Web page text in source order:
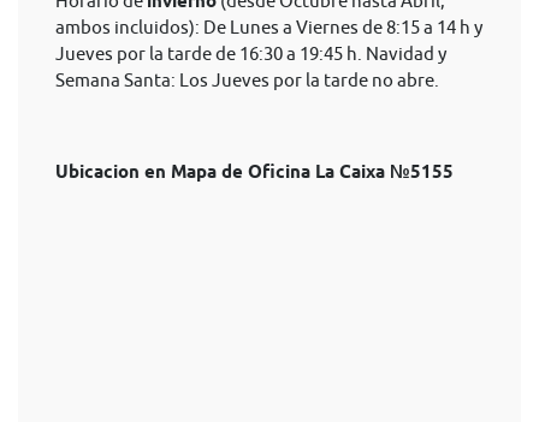
ambos incluidos): De Lunes a Viernes de 8:15 a 14 h y
Jueves por la tarde de 16:30 a 19:45 h. Navidad y
Semana Santa: Los Jueves por la tarde no abre.
Ubicacion en Mapa de Oficina La Caixa №5155